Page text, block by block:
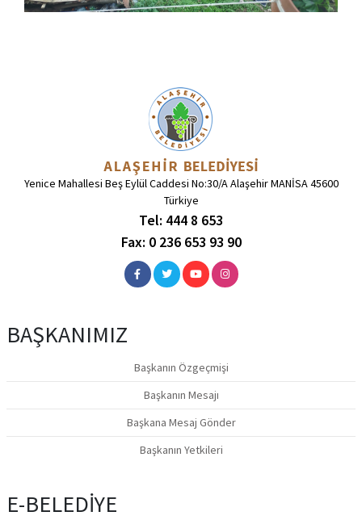
Yenice Mahallesi Beş Eylül Caddesi No:30/A Alaşehir MANİSA 45600
Türkiye
Tel: 444 8 653
Fax: 0 236 653 93 90
BAŞKANIMIZ
Başkanın Özgeçmişi
Başkanın Mesajı
Başkana Mesaj Gönder
Başkanın Yetkileri
E-BELEDİYE